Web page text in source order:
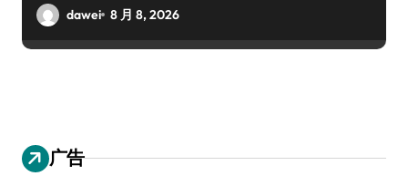
dawei 8 月 8, 2026
广告